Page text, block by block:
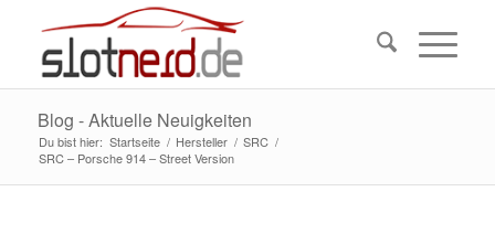
Blog - Aktuelle Neuigkeiten
Du bist hier: Startseite / Hersteller / SRC /
SRC – Porsche 914 – Street Version